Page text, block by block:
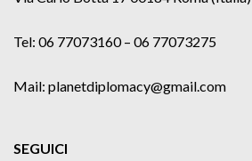
Tel: 06 77073160 – 06 77073275
Mail: planetdiplomacy@gmail.com
SEGUICI